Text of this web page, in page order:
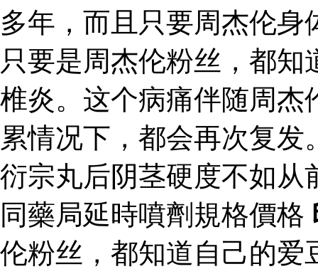
多年，而且只要周杰伦
只要是周杰伦粉丝，都
椎炎。这个病痛伴随周杰
累情况下，都会再次复发
衍宗丸后阴茎硬度不如
同藥局延時噴劑規格價格
伦粉丝，都知道自己的爱